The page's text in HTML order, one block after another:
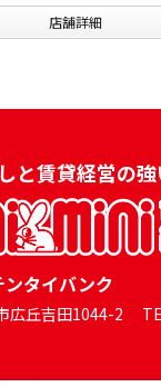
店舗詳細
と賃貸経営の
タイバンク
広丘吉田1044-2